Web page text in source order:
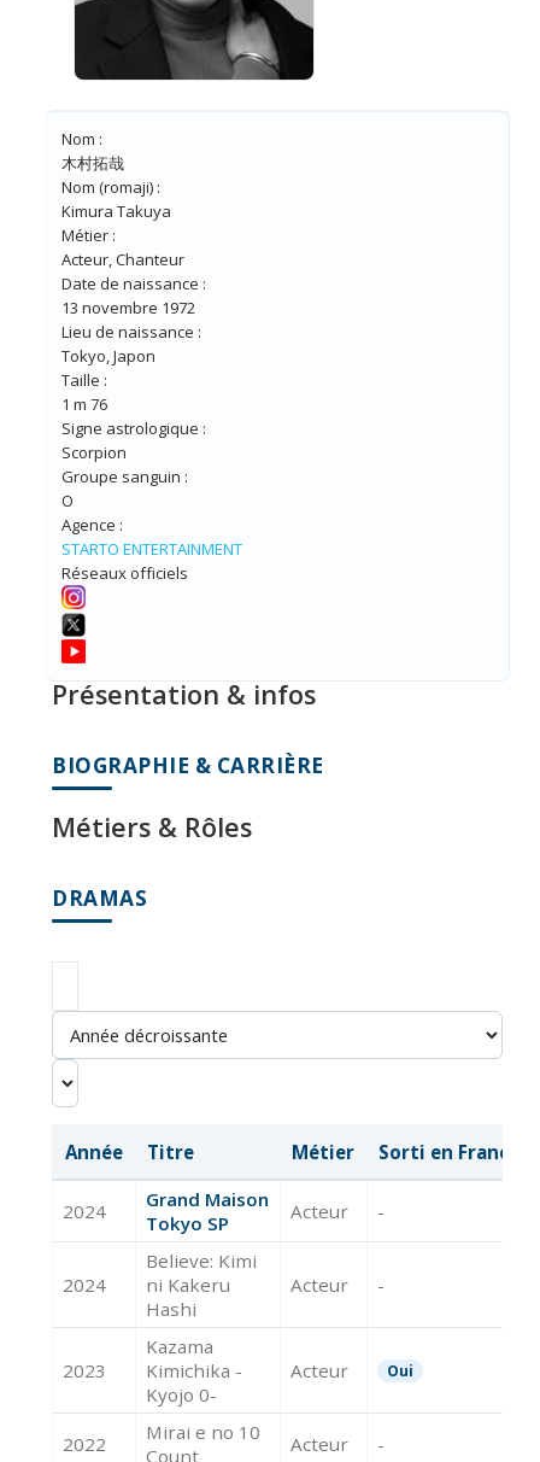
Nom :
木村拓哉
Nom (romaji) :
Kimura Takuya
Métier :
Acteur, Chanteur
Date de naissance :
13 novembre 1972
Lieu de naissance :
Tokyo, Japon
Taille :
1 m 76
Signe astrologique :
Scorpion
Groupe sanguin :
O
Agence :
STARTO ENTERTAINMENT
Réseaux officiels
Présentation & infos
BIOGRAPHIE & CARRIÈRE
Métiers & Rôles
DRAMAS
Année Titre Métier Sorti en France
2024
Grand Maison
Tokyo SP
Acteur -
2024
Believe: Kimi
ni Kakeru
Hashi
Acteur -
2023
Kazama
Kimichika -
Kyojo 0-
Acteur Oui
2022
Mirai e no 10
Count
Acteur -